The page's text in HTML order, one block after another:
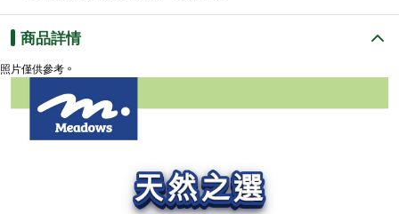
商品詳情
照片僅供參考。